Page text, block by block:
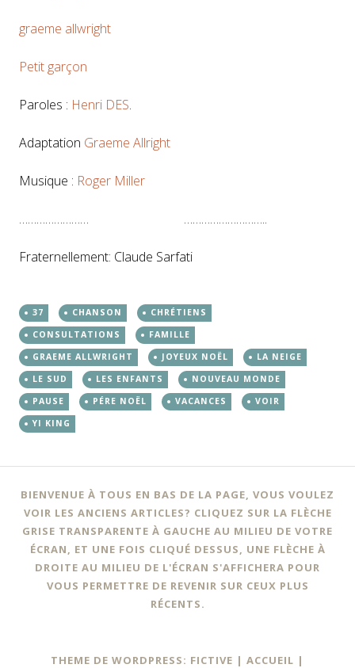
graeme allwright
Petit garçon
Paroles : Henri DES.
Adaptation Graeme Allright
Musique : Roger Miller
…………………… ………………………..
Fraternellement: Claude Sarfati
37 CHANSON
CHRÉTIENS
CONSULTATIONS
FAMILLE
GRAEME ALLWRIGHT
JOYEUX NOËL
LA NEIGE
LE SUD
LES ENFANTS
NOUVEAU MONDE
PAUSE
PÉRE NOËL VACANCES
VOIR
YI KING
Navigation
des
articles
BIENVENUE À TOUS EN BAS DE LA PAGE, VOUS VOULEZ
VOIR LES ANCIENS ARTICLES? CLIQUEZ SUR LA FLÈCHE
GRISE TRANSPARENTE À GAUCHE AU MILIEU DE VOTRE
ÉCRAN, ET UNE FOIS CLIQUÉ DESSUS, UNE FLÈCHE À
DROITE AU MILIEU DE L'ÉCRAN S'AFFICHERA POUR
VOUS PERMETTRE DE REVENIR SUR CEUX PLUS
RÉCENTS.
THEME DE WORDPRESS: FICTIVE | ACCUEIL |